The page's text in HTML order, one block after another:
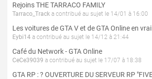
Rejoins THE TARRACO FAMILY
Tarraco_Track a contribué au sujet le 14/01 à 16:00
Les voitures de GTA V et de GTA Online en vrai
Eybi14 a contribué au sujet le 14/12 à 21:44
Café du Network - GTA Online
CeCe39039 a contribué au sujet le 17/07 à 18:38